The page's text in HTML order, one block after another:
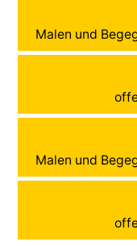
Malen und
Malen und